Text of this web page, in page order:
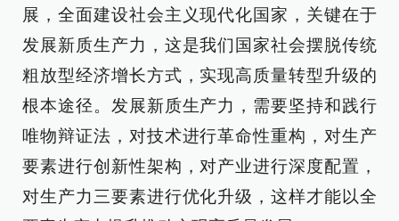
展，全面建设社会主义现代化国家，关键在于
发展新质生产力，这是我们国家社会摆脱传统
粗放型经济增长方式，实现高质量转型升级的
根本途径。发展新质生产力，需要坚持和践行
唯物辩证法，对技术进行革命性重构，对生产
要素进行创新性架构，对产业进行深度配置，
对生产力三要素进行优化升级，这样才能以全